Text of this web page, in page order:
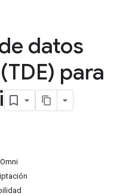
datos
para